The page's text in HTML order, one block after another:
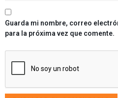
Guarda mi nombre, correo
para la próxima vez que comente.